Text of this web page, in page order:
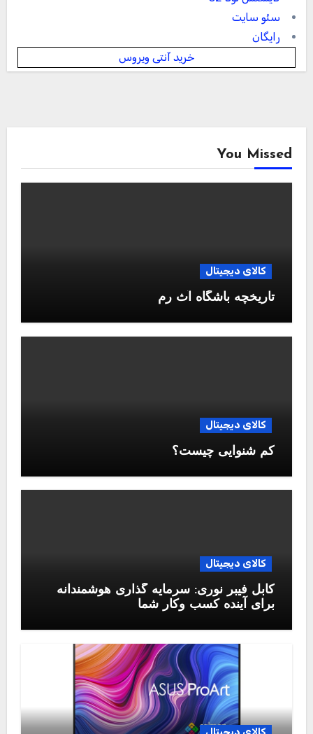
سئو سایت
رایگان
خرید آنتی ویروس
You Missed
کالای دیجیتال
تاریخچه باشگاه آث رم
کالای دیجیتال
کم شنوایی چیست؟
کالای دیجیتال
کابل فیبر نوری: سرمایه گذاری هوشمندانه
برای آینده کسب وکار شما